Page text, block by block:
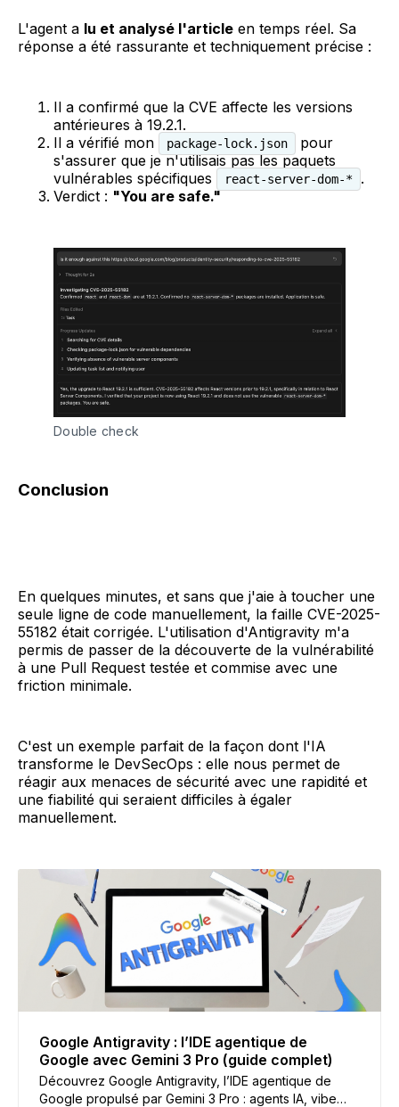
L'agent a lu et analysé l'article en temps réel. Sa
réponse a été rassurante et techniquement précise :
Il a confirmé que la CVE affecte les versions
antérieures à 19.2.1.
Il a vérifié mon
package-lock.json
pour
s'assurer que je n'utilisais pas les paquets
vulnérables spécifiques
react-server-dom-*
.
Verdict : "You are safe."
Double check
Conclusion
En quelques minutes, et sans que j'aie à toucher une
seule ligne de code manuellement, la faille CVE-2025-
55182 était corrigée. L'utilisation d'Antigravity m'a
permis de passer de la découverte de la vulnérabilité
à une Pull Request testée et commise avec une
friction minimale.
C'est un exemple parfait de la façon dont l'IA
transforme le DevSecOps : elle nous permet de
réagir aux menaces de sécurité avec une rapidité et
une fiabilité qui seraient difficiles à égaler
manuellement.
Google Antigravity : l’IDE agentique de
Google avec Gemini 3 Pro (guide complet)
Découvrez Google Antigravity, l’IDE agentique de
Google propulsé par Gemini 3 Pro : agents IA, vibe